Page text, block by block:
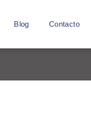
Blog Contacto